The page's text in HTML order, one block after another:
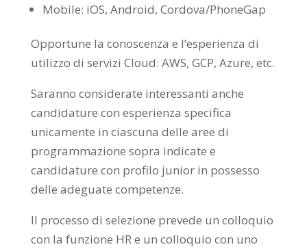
Mobile: iOS, Android, Cordova/PhoneGap
Opportune la conoscenza e l’esperienza di
utilizzo di servizi Cloud: AWS, GCP, Azure, etc.
Saranno considerate interessanti anche
candidature con esperienza specifica
unicamente in ciascuna delle aree di
programmazione sopra indicate e
candidature con profilo junior in possesso
delle adeguate competenze.
Il processo di selezione prevede un colloquio
con la funzione HR e un colloquio con uno